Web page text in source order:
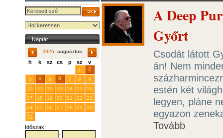
Naptár
2026. augusztus
h k sz cs p sz v
1
2
3
4 5 6 7 8
9
10
11 12 13 14 15
16
17
18 19 20 21 22
23
24
25 26 27 28 29
30
31
Időszak:
-
A Deep
Győrt
Csodát látott
án! Nem
estén két
legyen, pláne
egyazon
Tovább